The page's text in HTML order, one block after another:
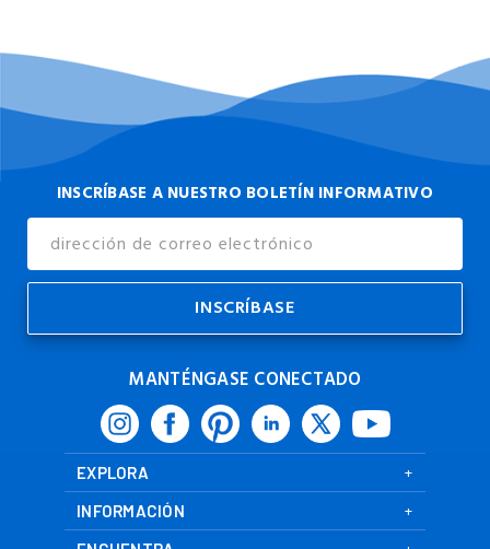
INSCRÍBASE A NUESTRO BOLETÍN INFORMATIVO
Correo
MANTÉNGASE CONECTADO
EXPLORA
INFORMACIÓN